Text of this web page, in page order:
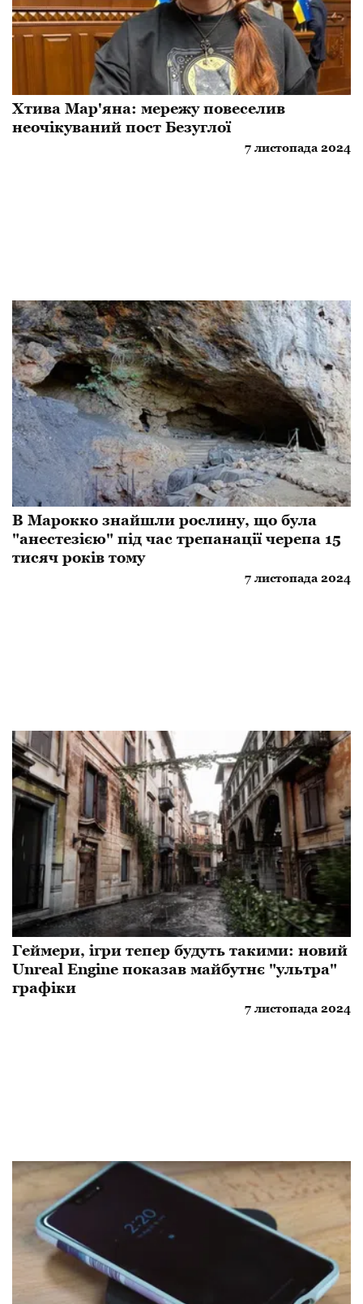
Хтива Мар'яна: мережу повеселив
неочікуваний пост Безуглої
7 листопада 2024
В Марокко знайшли рослину, що була
"анестезією" під час трепанації черепа 15
тисяч років тому
7 листопада 2024
Геймери, ігри тепер будуть такими: новий
Unreal Engine показав майбутнє "ультра"
графіки
7 листопада 2024